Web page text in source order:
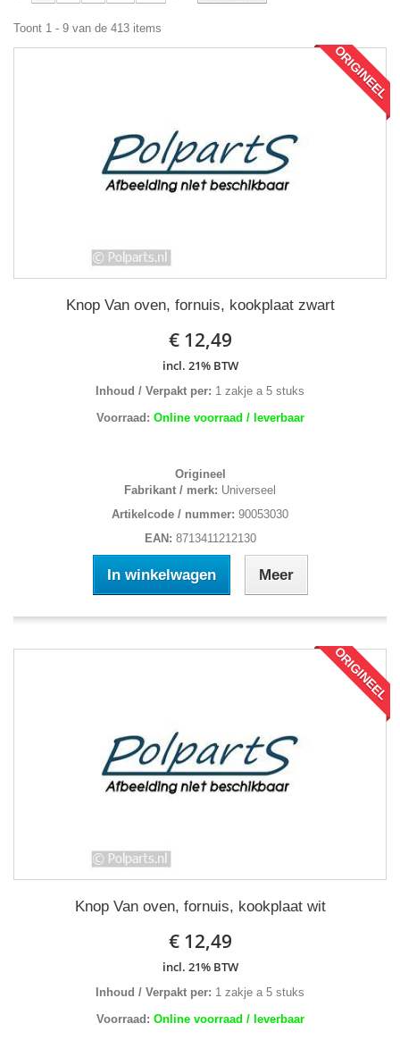
Toont 1 - 9 van de 413 items
ORIGINEEL
Knop Van oven, fornuis, kookplaat zwart
€ 12,49
incl. 21% BTW
Inhoud / Verpakt per: 1 zakje a 5 stuks
Voorraad: Online voorraad / leverbaar
Origineel
Fabrikant / merk: Universeel
Artikelcode / nummer: 90053030
EAN: 8713411212130
In winkelwagen Meer
ORIGINEEL
Knop Van oven, fornuis, kookplaat wit
€ 12,49
incl. 21% BTW
Inhoud / Verpakt per: 1 zakje a 5 stuks
Voorraad: Online voorraad / leverbaar